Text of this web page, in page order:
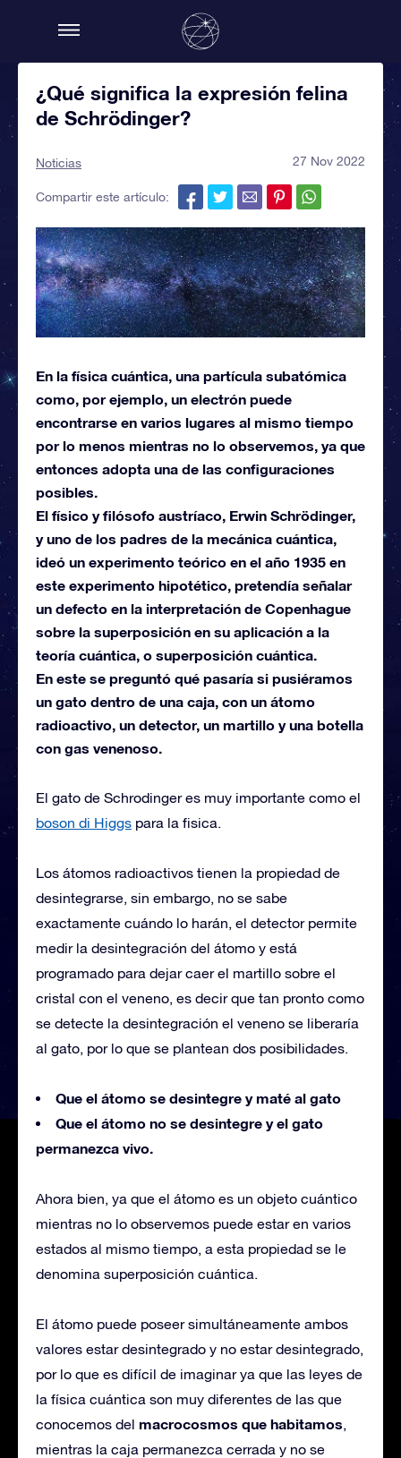
¿Qué significa la expresión felina
de Schrödinger?
Noticias 27 Nov 2022
Compartir este artículo:
En la física cuántica, una partícula subatómica
como, por ejemplo, un electrón puede
encontrarse en varios lugares al mismo tiempo
por lo menos mientras no lo observemos, ya que
entonces adopta una de las configuraciones
posibles.
El físico y filósofo austríaco, Erwin Schrödinger,
y uno de los padres de la mecánica cuántica,
ideó un experimento teórico en el año 1935 en
este experimento hipotético, pretendía señalar
un defecto en la interpretación de Copenhague
sobre la superposición en su aplicación a la
teoría cuántica, o superposición cuántica.
En este se preguntó qué pasaría si pusiéramos
un gato dentro de una caja, con un átomo
radioactivo, un detector, un martillo y una botella
con gas venenoso.
El gato de Schrodinger es muy importante como el
boson di Higgs para la fisica.
Los átomos radioactivos tienen la propiedad de
desintegrarse, sin embargo, no se sabe
exactamente cuándo lo harán, el detector permite
medir la desintegración del átomo y está
programado para dejar caer el martillo sobre el
cristal con el veneno, es decir que tan pronto como
se detecte la desintegración el veneno se liberaría
al gato, por lo que se plantean dos posibilidades.
Que el átomo se desintegre y maté al gato
Que el átomo no se desintegre y el gato
permanezca vivo.
Ahora bien, ya que el átomo es un objeto cuántico
mientras no lo observemos puede estar en varios
estados al mismo tiempo, a esta propiedad se le
denomina superposición cuántica.
El átomo puede poseer simultáneamente ambos
valores estar desintegrado y no estar desintegrado,
por lo que es difícil de imaginar ya que las leyes de
la física cuántica son muy diferentes de las que
conocemos del macrocosmos que habitamos,
mientras la caja permanezca cerrada y no se